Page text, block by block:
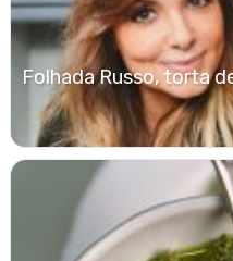
Folhada Russo, torta